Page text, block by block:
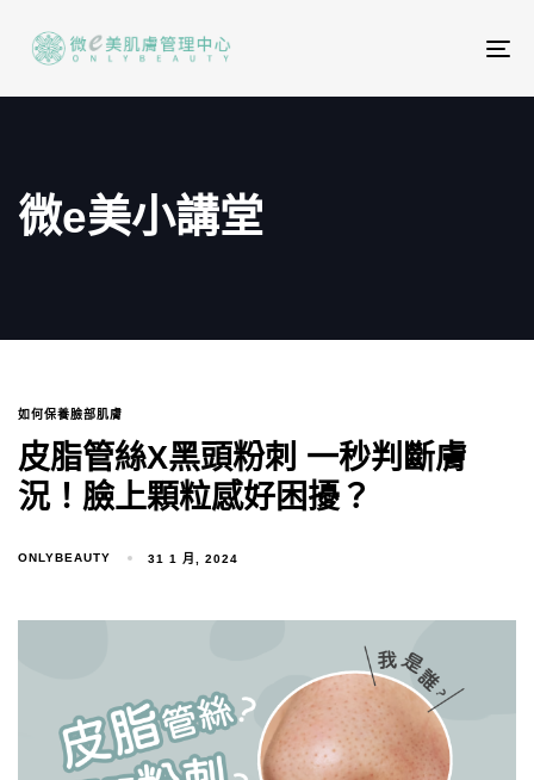
微e美小講堂
如何保養臉部肌膚
皮脂管絲X黑頭粉刺 一秒判斷膚
況！臉上顆粒感好困擾？
ONLYBEAUTY 31 1 月, 2024